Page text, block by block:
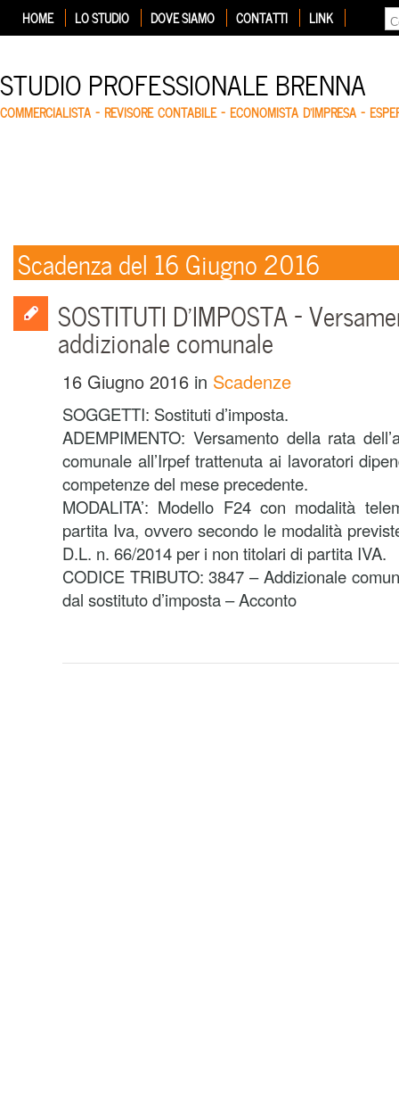
HOME LO STUDIO DOVE SIAMO CONTATTI LINK
STUDIO PROFESSIONALE BRENNA
COMMERCIALISTA – REVISORE CONTABILE – ECONOMISTA D'IMPRESA –
Scadenza del 16 Giugno 2016
SOSTITUTI D’IMPOSTA –
addizionale comunale
16 Giugno 2016 in Scadenze
SOGGETTI: Sostituti d’imposta.
ADEMPIMENTO: Versamento della rata
comunale all’Irpef trattenuta ai lavoratori
competenze del mese precedente.
MODALITA’: Modello F24 con modalità
partita Iva, ovvero secondo le modalità
D.L. n. 66/2014 per i non titolari di partita IVA.
CODICE TRIBUTO: 3847 – Addizionale
dal sostituto d’imposta – Acconto